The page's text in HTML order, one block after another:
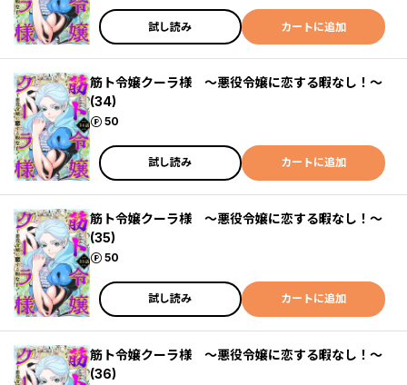
試し読み カートに追加
筋ト令嬢クーラ様 ～悪役令嬢に恋する暇なし！～
(34)
50
ポイント
試し読み カートに追加
筋ト令嬢クーラ様 ～悪役令嬢に恋する暇なし！～
(35)
50
ポイント
試し読み カートに追加
筋ト令嬢クーラ様 ～悪役令嬢に恋する暇なし！～
(36)